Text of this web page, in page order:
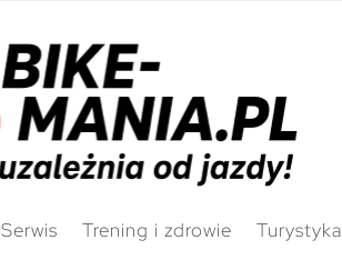
Serwis Trening i zdrowie Turystyka